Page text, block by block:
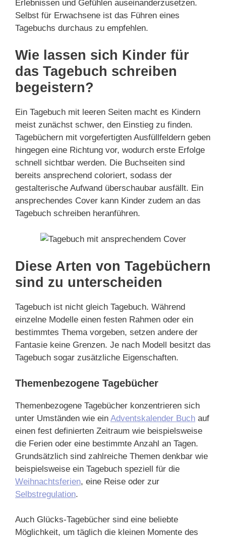
Erlebnissen und Gefühlen auseinanderzusetzen.
Selbst für Erwachsene ist das Führen eines
Tagebuchs durchaus zu empfehlen.
Wie lassen sich Kinder für
das Tagebuch schreiben
begeistern?
Ein Tagebuch mit leeren Seiten macht es Kindern
meist zunächst schwer, den Einstieg zu finden.
Tagebüchern mit vorgefertigten Ausfüllfeldern geben
hingegen eine Richtung vor, wodurch erste Erfolge
schnell sichtbar werden. Die Buchseiten sind
bereits ansprechend coloriert, sodass der
gestalterische Aufwand überschaubar ausfällt. Ein
ansprechendes Cover kann Kinder zudem an das
Tagebuch schreiben heranführen.
Diese Arten von Tagebüchern
sind zu unterscheiden
Tagebuch ist nicht gleich Tagebuch. Während
einzelne Modelle einen festen Rahmen oder ein
bestimmtes Thema vorgeben, setzen andere der
Fantasie keine Grenzen. Je nach Modell besitzt das
Tagebuch sogar zusätzliche Eigenschaften.
Themenbezogene Tagebücher
Themenbezogene Tagebücher konzentrieren sich
unter Umständen wie ein Adventskalender Buch auf
einen fest definierten Zeitraum wie beispielsweise
die Ferien oder eine bestimmte Anzahl an Tagen.
Grundsätzlich sind zahlreiche Themen denkbar wie
beispielsweise ein Tagebuch speziell für die
Weihnachtsferien, eine Reise oder zur
Selbstregulation.
Auch Glücks-Tagebücher sind eine beliebte
Möglichkeit, um täglich die kleinen Momente des